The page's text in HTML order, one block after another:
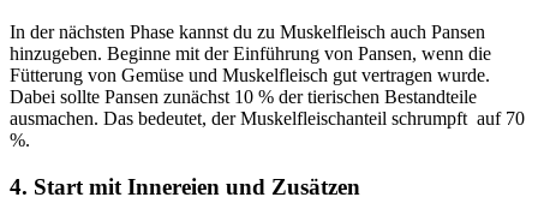
In der nächsten Phase kannst du zu Muskelfleisch auch Pansen
hinzugeben. Beginne mit der Einführung von Pansen, wenn die
Fütterung von Gemüse und Muskelfleisch gut vertragen wurde.
Dabei sollte Pansen zunächst 10 % der tierischen Bestandteile
ausmachen. Das bedeutet, der Muskelfleischanteil schrumpft auf 70
%.
4. Start mit Innereien und Zusätzen